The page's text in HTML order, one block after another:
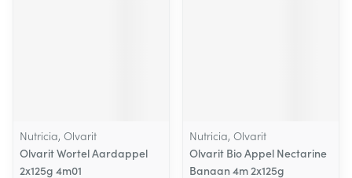
Nutricia, Olvarit
Olvarit Wortel Aardappel
2x125g 4m01
Nutricia, Olvarit
Olvarit Bio Appel Nectarine
Banaan 4m 2x125g